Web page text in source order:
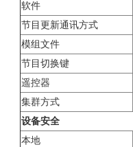
软件
节目更新通讯方式
模组文件
节目切换键
遥控器
集群方式
设备安全
本地